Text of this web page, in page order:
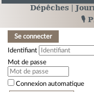
Dépêches
🎙️
Se connecter
Identifiant
Mot de passe
Connexion automatique